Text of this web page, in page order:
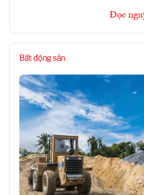
Đọc
Bất động sản